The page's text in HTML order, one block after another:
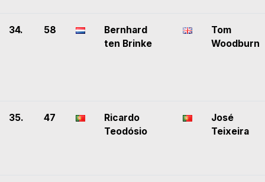
34. 58
Bernhard
ten Brinke
Tom
Woodburn
35. 47
Ricardo
Teodósio
José
Teixeira